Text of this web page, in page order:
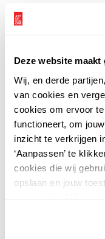
Deze website
Wij, en derde
van cookies en
cookies om ervoor
functioneert, om
inzicht te verkrijgen
‘Aanpassen’ te
cookies die wij
opslaan en jouw